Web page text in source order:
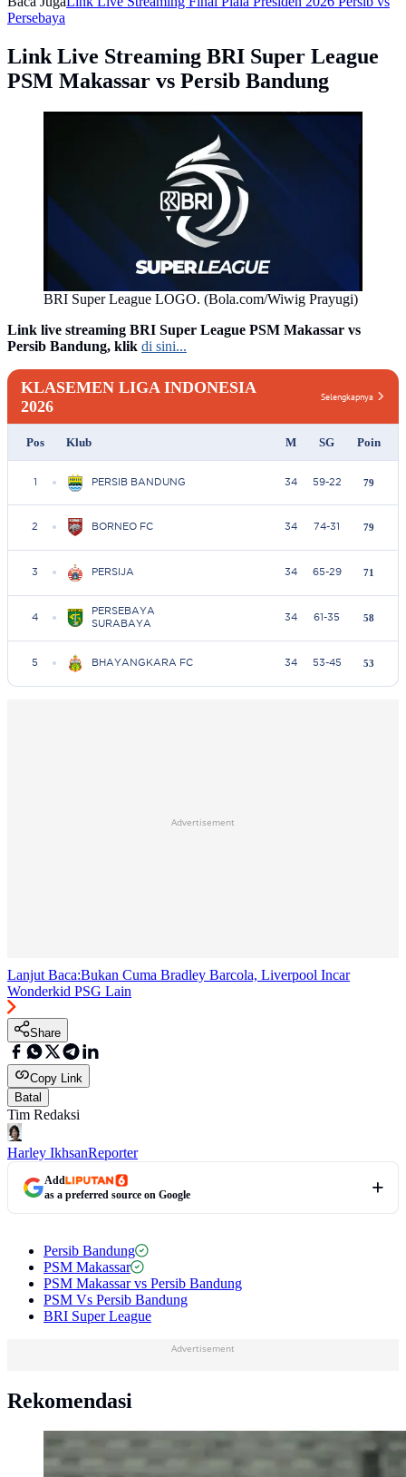
Persebaya
Link Live Streaming BRI Super League
PSM Makassar vs Persib Bandung
BRI Super League LOGO. (Bola.com/Wiwig Prayugi)
Link live streaming BRI Super League PSM Makassar vs
Persib Bandung, klik di sini...
Advertisement
Lanjut Baca:Bukan Cuma Bradley Barcola, Liverpool Incar
Wonderkid PSG Lain
Share
Copy Link
Batal
Tim Redaksi
Harley IkhsanReporter
Add
as a preferred source on Google
Persib Bandung
PSM Makassar
PSM Makassar vs Persib Bandung
PSM Vs Persib Bandung
BRI Super League
Advertisement
Rekomendasi